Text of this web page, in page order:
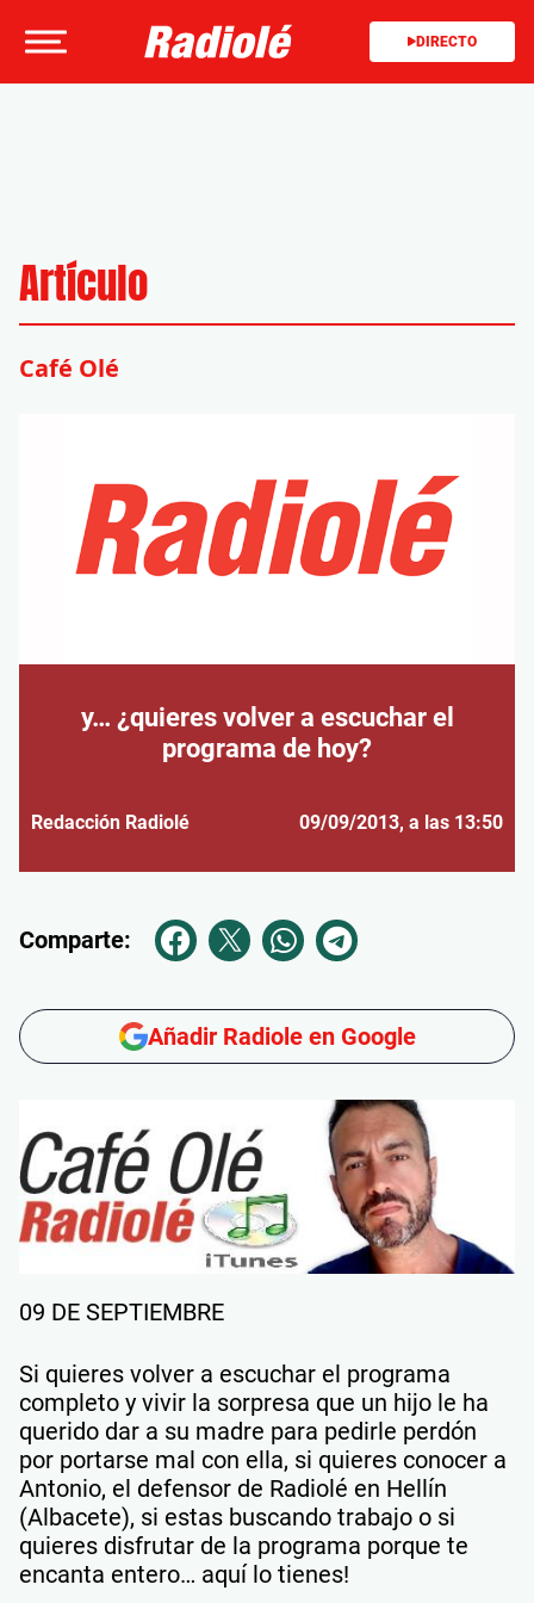
DIRECTO
Artículo
Café Olé
y… ¿quieres volver a escuchar el
programa de hoy?
Redacción Radiolé 09/09/2013, a las 13:50
Comparte:
Añadir Radiole en Google
09 DE SEPTIEMBRE
Si quieres volver a escuchar el programa
completo y vivir la sorpresa que un hijo le ha
querido dar a su madre para pedirle perdón
por portarse mal con ella, si quieres conocer a
Antonio, el defensor de Radiolé en Hellín
(Albacete), si estas buscando trabajo o si
quieres disfrutar de la programa porque te
encanta entero… aquí lo tienes!